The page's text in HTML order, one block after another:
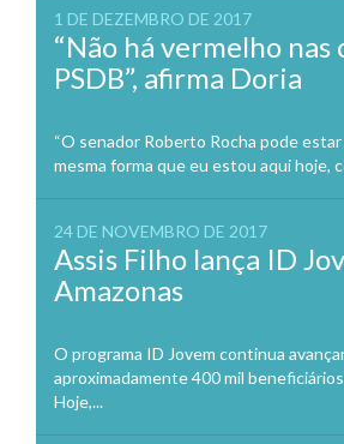
1 DE DEZEMBRO DE 2017
“Não há vermelho nas
PSDB”, afirma Doria
“O senador Roberto Rocha pode
mesma forma que eu estou aqui hoje,
24 DE NOVEMBRO DE 2017
Assis Filho lança ID
Amazonas
O programa ID Jovem continua
aproximadamente 400 mil
Hoje,...